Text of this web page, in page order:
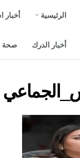
الرئيسية أخبار
أخبار الدرك صحة